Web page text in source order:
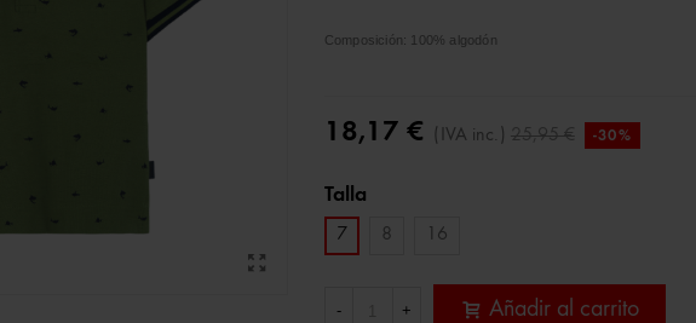
Composición: 100% algodón
18,17 € (IVA inc.) 25,95 € -30%
Talla
7 8 16
- + Añadir al carrito